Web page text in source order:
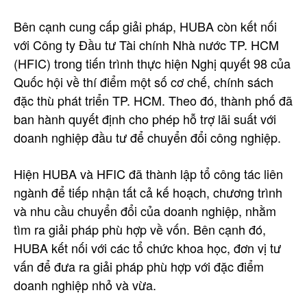
Bên cạnh cung cấp giải pháp, HUBA còn kết nối
với Công ty Đầu tư Tài chính Nhà nước TP. HCM
(HFIC) trong tiến trình thực hiện Nghị quyết 98 của
Quốc hội về thí điểm một số cơ chế, chính sách
đặc thù phát triển TP. HCM. Theo đó, thành phố đã
ban hành quyết định cho phép hỗ trợ lãi suất với
doanh nghiệp đầu tư để chuyển đổi công nghiệp.
Hiện HUBA và HFIC đã thành lập tổ công tác liên
ngành để tiếp nhận tất cả kế hoạch, chương trình
và nhu cầu chuyển đổi của doanh nghiệp, nhằm
tìm ra giải pháp phù hợp về vốn. Bên cạnh đó,
HUBA kết nối với các tổ chức khoa học, đơn vị tư
vấn để đưa ra giải pháp phù hợp với đặc điểm
doanh nghiệp nhỏ và vừa.